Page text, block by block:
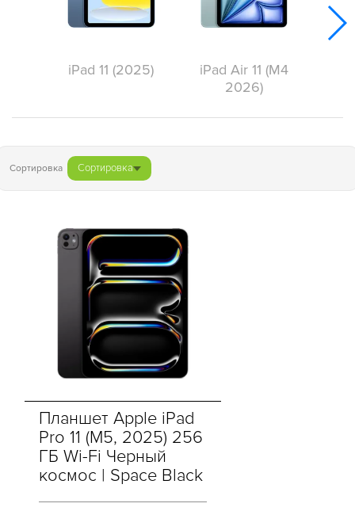
iPad 11 (2025)
iPad Air 11 (M4
2026)
Сортировка Сортировка
Планшет Apple iPad
Pro 11 (M5, 2025) 256
ГБ Wi-Fi Черный
космос | Space Black